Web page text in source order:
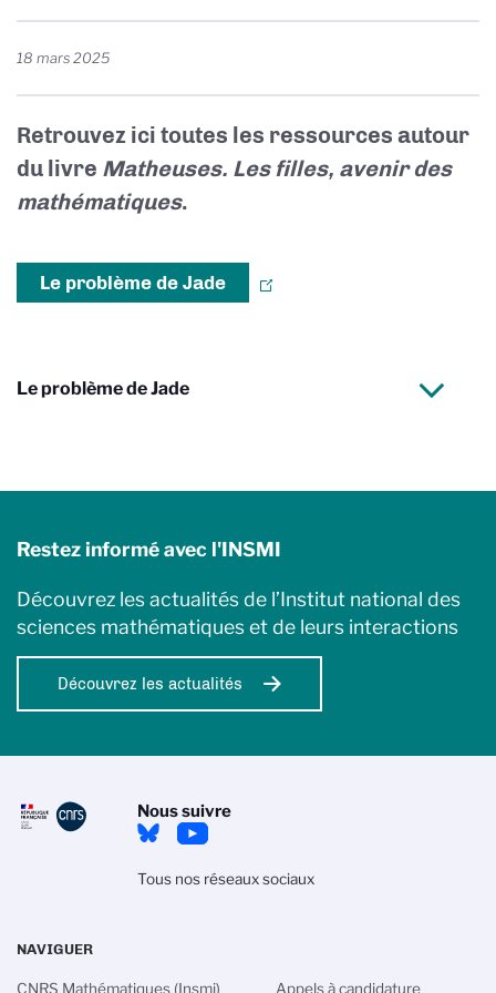
18 mars 2025
Retrouvez ici toutes les ressources autour
du livre Matheuses. Les filles, avenir des
mathématiques.
Le problème de Jade
Le problème de Jade
Restez informé avec l'INSMI
Découvrez les actualités de l’Institut national des
sciences mathématiques et de leurs interactions
Découvrez les actualités
Nous suivre
Tous nos réseaux sociaux
NAVIGUER
CNRS Mathématiques (Insmi) Appels à candidature